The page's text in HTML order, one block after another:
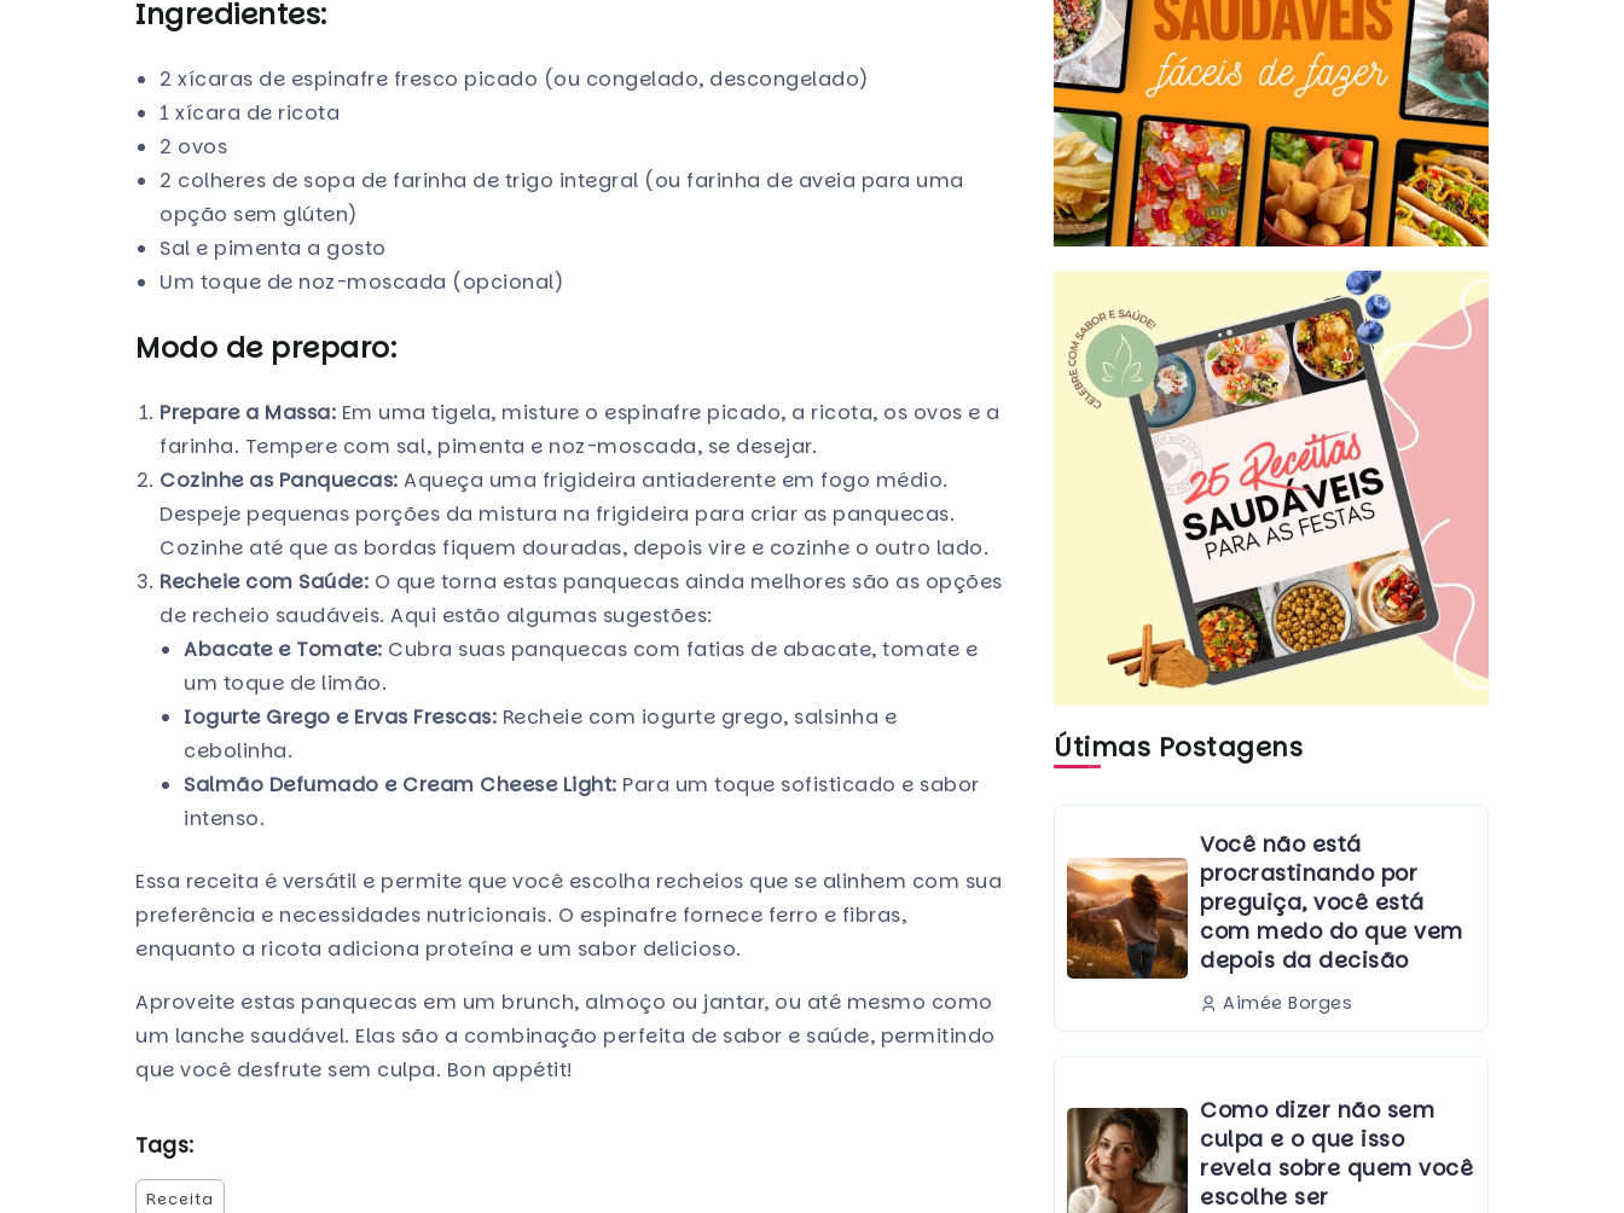
Ingredientes:
2 xícaras de espinafre fresco picado (ou congelado, descongelado)
1 xícara de ricota
2 ovos
2 colheres de sopa de farinha de trigo integral (ou farinha de aveia para uma
opção sem glúten)
Sal e pimenta a gosto
Um toque de noz-moscada (opcional)
Modo de preparo:
Prepare a Massa: Em uma tigela, misture o espinafre picado, a ricota, os ovos e a
farinha. Tempere com sal, pimenta e noz-moscada, se desejar.
Cozinhe as Panquecas: Aqueça uma frigideira antiaderente em fogo médio.
Despeje pequenas porções da mistura na frigideira para criar as panquecas.
Cozinhe até que as bordas fiquem douradas, depois vire e cozinhe o outro lado.
Recheie com Saúde: O que torna estas panquecas ainda melhores são as opções
de recheio saudáveis. Aqui estão algumas sugestões:
Abacate e Tomate: Cubra suas panquecas com fatias de abacate, tomate e
um toque de limão.
Iogurte Grego e Ervas Frescas: Recheie com iogurte grego, salsinha e
cebolinha.
Salmão Defumado e Cream Cheese Light: Para um toque sofisticado e sabor
intenso.
Essa receita é versátil e permite que você escolha recheios que se alinhem com sua
preferência e necessidades nutricionais. O espinafre fornece ferro e fibras,
enquanto a ricota adiciona proteína e um sabor delicioso.
Aproveite estas panquecas em um brunch, almoço ou jantar, ou até mesmo como
um lanche saudável. Elas são a combinação perfeita de sabor e saúde, permitindo
que você desfrute sem culpa. Bon appétit!
Tags:
Receita
Útimas Postagens
Você não está
procrastinando por
preguiça, você está
com medo do que vem
depois da decisão
Aimée Borges
Como dizer não sem
culpa e o que isso
revela sobre quem você
escolhe ser